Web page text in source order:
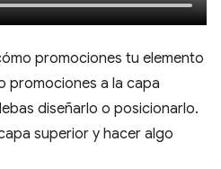
promociones tu elemento
promociones a la capa
diseñarlo o posicionarlo.
superior y hacer algo